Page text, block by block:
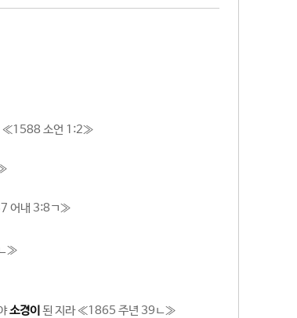
≪1588 소언 1:2≫
어내 3:8ㄱ≫
≫
소경이 된 지라 ≪1865 주년 39ㄴ≫